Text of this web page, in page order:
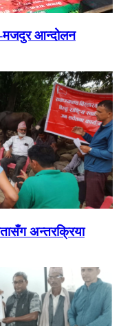
आन्दोलन
अन्तरक्रिया